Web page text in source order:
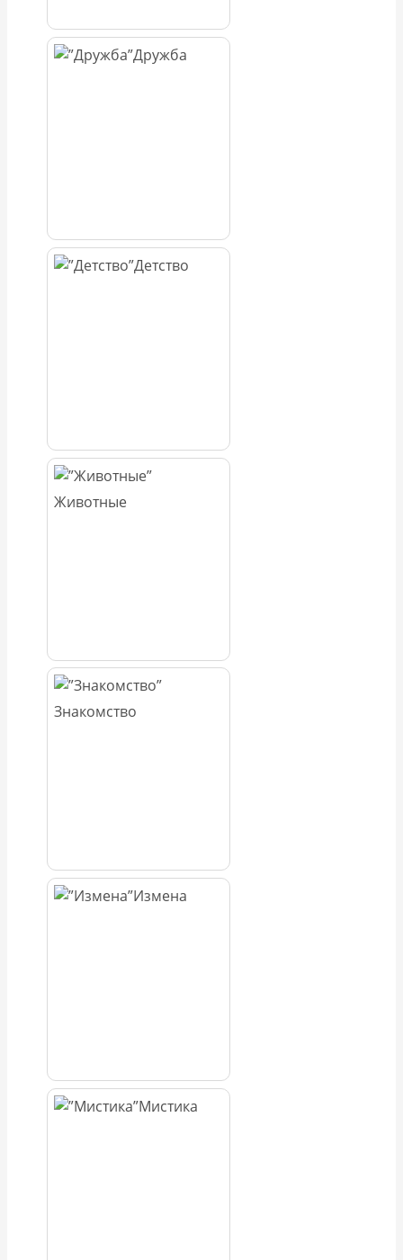
Дружба
Детство
Животные
Знакомство
Измена
Мистика